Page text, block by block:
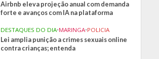
Airbnb eleva projeção anual com demanda
forte e avanços com IA na plataforma
DESTAQUES DO DIA•MARINGA•POLICIA
Lei amplia punição a crimes sexuais online
contra crianças; entenda